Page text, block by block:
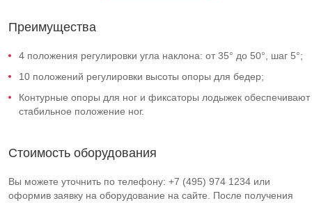
Преимущества
4 положения регулировки угла наклона: от 35° до 50°, шаг 5°;
10 положений регулировки высоты опоры для бедер;
Контурные опоры для ног и фиксаторы лодыжек обеспечивают
стабильное положение ног.
Стоимость оборудования
Вы можете уточнить по телефону: +7 (495) 974 1234 или
оформив заявку на оборудование на сайте. После получения